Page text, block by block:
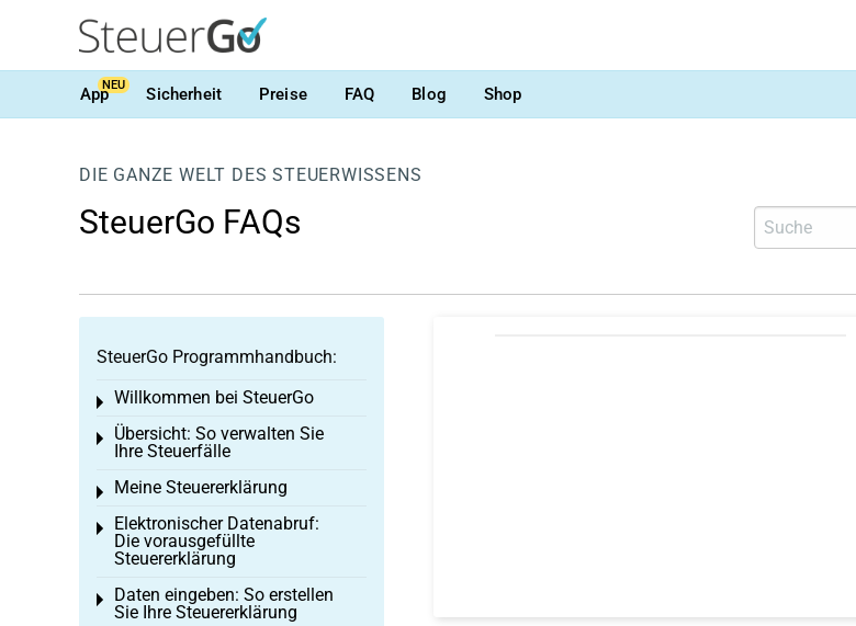
AppNEU Sicherheit Preise FAQ Blog Shop
DIE GANZE WELT DES STEUERWISSENS
SteuerGo FAQs
SteuerGo Programmhandbuch:
Willkommen bei SteuerGo
Toggle menu
Übersicht: So verwalten Sie
Ihre Steuerfälle
Toggle menu
Meine Steuererklärung
Toggle menu
Elektronischer Datenabruf:
Die vorausgefüllte
Steuererklärung
Toggle menu
Daten eingeben: So erstellen
Sie Ihre Steuererklärung
Toggle menu